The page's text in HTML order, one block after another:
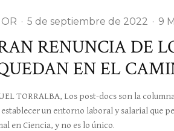
· 5 de septiembre de 2022 · 9
RENUNCIA DE
EN EL
TORRALBA, Los post-docs son la
establecer un entorno laboral y salarial que
en Ciencia, y no es lo único.